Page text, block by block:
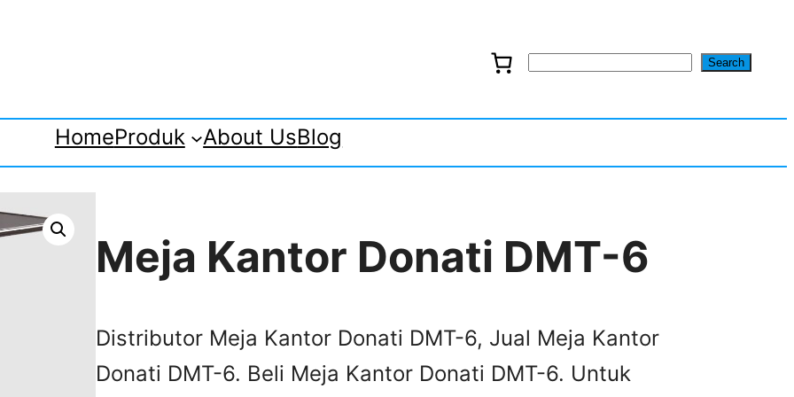
S
r
h
Search
HomeProduk About UsBlog
Meja Kantor Donati DMT-6
Distributor Meja Kantor Donati DMT-6, Jual Meja Kantor
Donati DMT-6. Beli Meja Kantor Donati DMT-6. Untuk